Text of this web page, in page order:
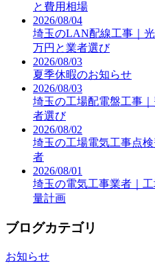
と費用相場
2026/08/04
埼玉のLAN配線工事｜
万円と業者選び
2026/08/03
夏季休暇のお知らせ
2026/08/03
埼玉の工場配電盤工事
者選び
2026/08/02
埼玉の工場電気工事点
者
2026/08/01
埼玉の電気工事業者｜
量計画
ブログカテゴリ
お知らせ